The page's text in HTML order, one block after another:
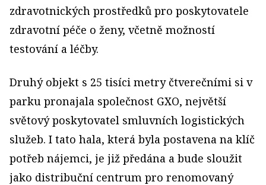
zdravotnických prostředků pro poskytovatele
zdravotní péče o ženy, včetně možností
testování a léčby.
Druhý objekt s 25 tisíci metry čtverečními si v
parku pronajala společnost GXO, největší
světový poskytovatel smluvních logistických
služeb. I tato hala, která byla postavena na klíč
potřeb nájemci, je již předána a bude sloužit
jako distribuční centrum pro renomovaný